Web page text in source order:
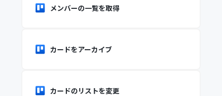
メンバーの一覧を取得
カードをアーカイブ
カードのリストを変更